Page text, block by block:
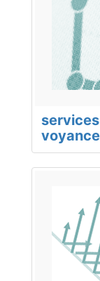
voyance